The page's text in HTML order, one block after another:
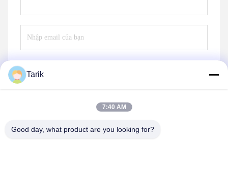
Tarik
7:40 AM
Good day, what product are you looking for?